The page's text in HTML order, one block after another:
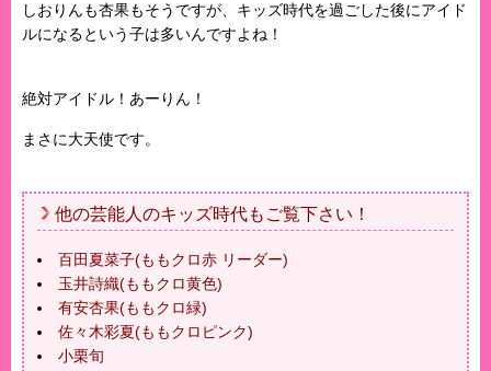
しおりんも杏果もそうですが、キッズ時代を過ごした後にアイド
ルになるという子は多いんですよね！
絶対アイドル！あーりん！
まさに大天使です。
他の芸能人のキッズ時代もご覧下さい！
百田夏菜子(ももクロ赤 リーダー)
玉井詩織(ももクロ黄色)
有安杏果(ももクロ緑)
佐々木彩夏(ももクロピンク)
小栗旬